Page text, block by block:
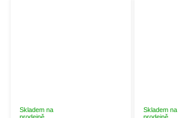
Skladem na
prodejně
Skladem na
prodejně